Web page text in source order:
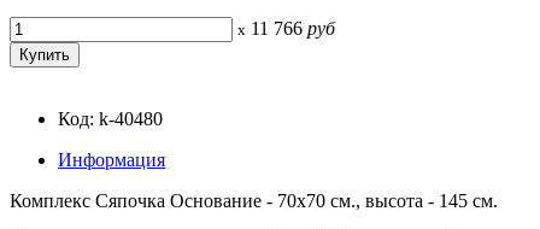
x 11 766 руб
Код: k-40480
Информация
Комплекс Сяпочка Основание - 70x70 см., высота - 145 см.